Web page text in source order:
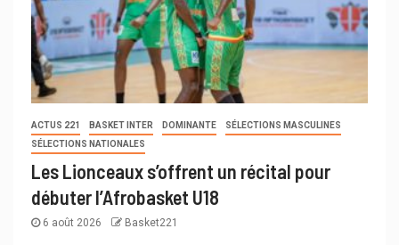
ACTUS 221 BASKET INTER DOMINANTE
SÉLECTIONS MASCULINES
SÉLECTIONS NATIONALES
Les Lionceaux s’offrent un récital pour
débuter l’Afrobasket U18
6 août 2026 Basket221